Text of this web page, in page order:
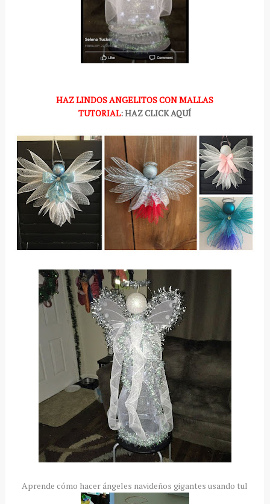
HAZ LINDOS ANGELITOS CON MALLAS
TUTORIAL: HAZ CLICK AQUÍ
Aprende cómo hacer ángeles navideños gigantes usando tul